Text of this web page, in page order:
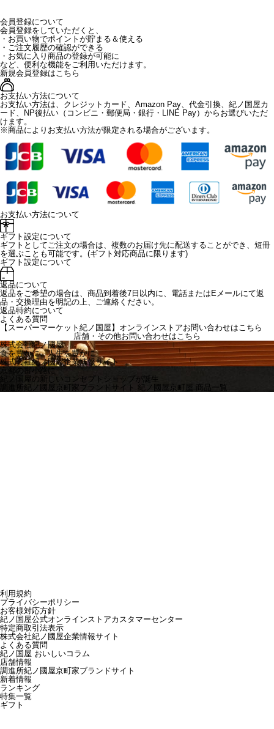
会員登録について
会員登録をしていただくと、
・お買い物でポイントが貯まる＆使える
・ご注文履歴の確認ができる
・お気に入り商品の登録が可能に
など、便利な機能をご利用いただけます。
新規会員登録はこちら
お支払い方法について
お支払い方法は、クレジットカード、Amazon Pay、代金引換、紀ノ国屋カ
ード、NP後払い（コンビニ・郵便局・銀行・LINE Pay）からお選びいただ
けます。
※商品によりお支払い方法が限定される場合がございます。
お支払い方法について
ギフト設定について
ギフトとしてご注文の場合は、複数のお届け先に配送することができ、短冊
を選ぶことも可能です。(ギフト対応商品に限ります)
ギフト設定について
返品について
返品をご希望の場合は、商品到着後7日以内に、電話またはEメールにて返
品・交換理由を明記の上、ご連絡ください。
返品特約について
よくある質問
【スーパーマーケット紀ノ国屋】オンラインストアお問い合わせはこちら
店舗・その他お問い合わせは こちら
株式会社紀ノ國屋
食を豊かに、人生を豊かに
株式会社紀ノ國屋企業情報サイト
京都の富小路に
紀ノ国屋の新しいコンセプトショップが誕生
調進所紀ノ國屋京町家ブランドサイト 紀ノ國屋京町屋 商品一覧
利用規約
プライバシーポリシー
お客様対応方針
紀ノ国屋公式オンラインストアカスタマーセンター
特定商取引法表示
株式会社紀ノ國屋企業情報サイト
よくある質問
紀ノ国屋 おいしいコラム
店舗情報
調進所紀ノ國屋京町家ブランドサイト
新着情報
ランキング
特集一覧
ギフト